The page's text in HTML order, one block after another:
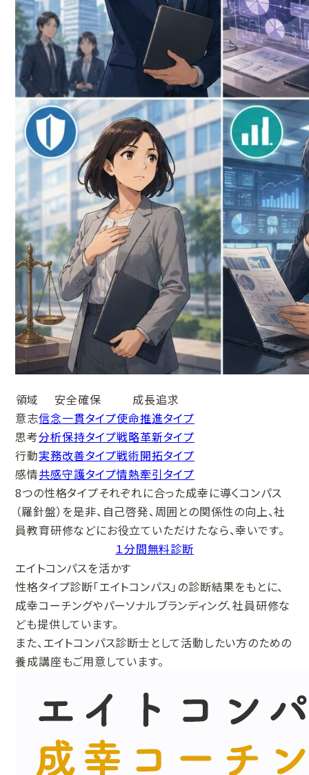
領域 安全確保
成長追求
意志信念一貫タイプ使命推進タイプ
思考分析保持タイプ戦略革新タイプ
行動実務改善タイプ戦術開拓タイプ
感情共感守護タイプ情熱牽引タイプ
8つの性格タイプそれぞれに合った成幸に導くコンパス
（羅針盤）を是非、自己啓発、周囲との関係性の向上、社
員教育研修などにお役立ていただけたなら、幸いです。
１分間無料診断
エイトコンパスを活かす
性格タイプ診断「エイトコンパス」の診断結果をもとに、
成幸コーチングやパーソナルブランディング、社員研修な
ども提供しています。
また、エイトコンパス診断士として活動したい方のための
養成講座もご用意しています。